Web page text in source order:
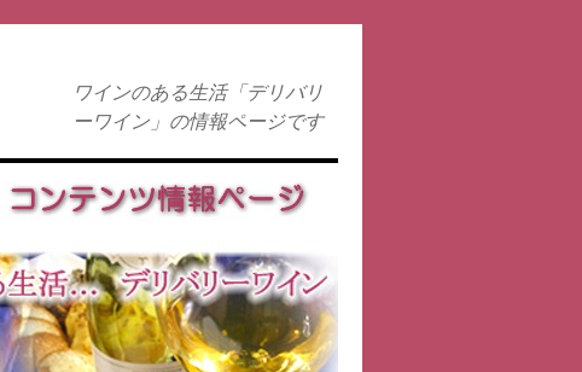
ワインのある生活「デリバリ
ーワイン」の情報ページです